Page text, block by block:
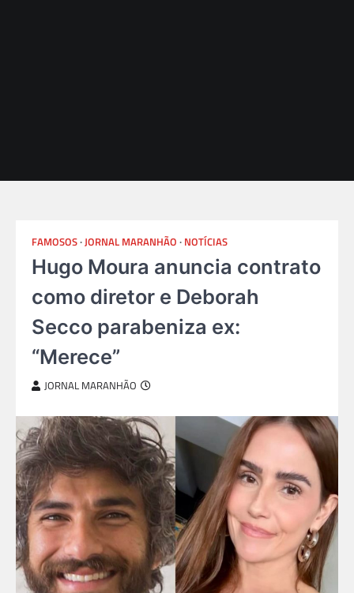
FAMOSOS JORNAL MARANHÃO NOTÍCIAS
Hugo Moura anuncia contrato
como diretor e Deborah
Secco parabeniza ex:
“Merece”
JORNAL MARANHÃO